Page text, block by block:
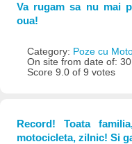
Va rugam sa nu mai
oua!
Category: Poze cu
On site from date of:
Score 9.0 of 9 votes
Record! Toata
motocicleta, zilnic! Si